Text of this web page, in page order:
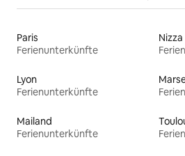
Paris
Ferienunterkünfte
Nizza
Lyon
Ferienunterkünfte
Mailand
Ferienunterkünfte